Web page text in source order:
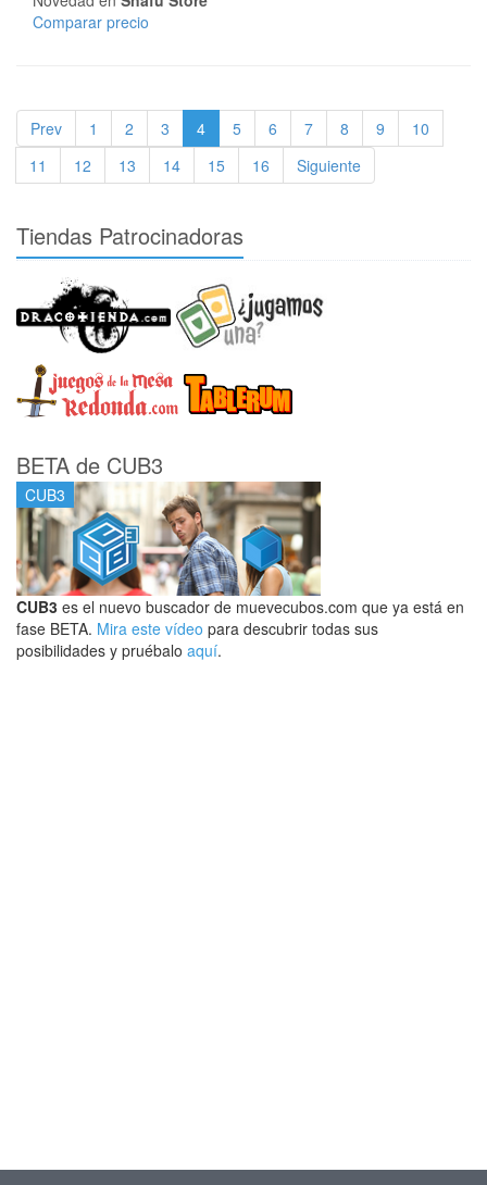
Comparar precio
Prev 1 2 3 4 5 6 7 8 9
10
11
12 13 14 15 16 Siguiente
Tiendas Patrocinadoras
BETA de CUB3
CUB3
CUB3 es el nuevo buscador de muevecubos.com que ya está en
fase BETA. Mira este vídeo para descubrir todas sus
posibilidades y pruébalo aquí.